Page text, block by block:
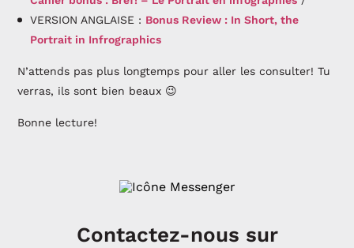
VERSION ANGLAISE : Bonus Review : In Short, the
Portrait in Infrographics
N’attends pas plus longtemps pour aller les consulter! Tu
verras, ils sont bien beaux 😉
Bonne lecture!
Contactez-nous sur